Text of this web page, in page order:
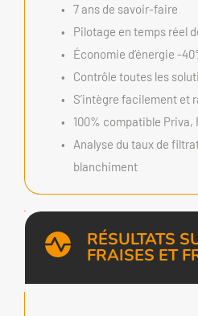
7 ans de savoir-faire
Pilotage en temps réel
Économie d’énergie -
Contrôle toutes les
S’intègre facilement et
100% compatible Priva,
Analyse du taux de
blanchiment
RÉSULTATS
FRAISES ET